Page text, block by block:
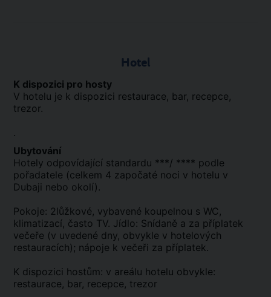
Hotel
K dispozici pro hosty
V hotelu je k dispozici restaurace, bar, recepce,
trezor.
.
Ubytování
Hotely odpovídající standardu ***/ **** podle
pořadatele (celkem 4 započaté noci v hotelu v
Dubaji nebo okolí).
Pokoje: 2lůžkové, vybavené koupelnou s WC,
klimatizací, často TV. Jídlo: Snídaně a za příplatek
večeře (v uvedené dny, obvykle v hotelových
restauracích); nápoje k večeři za příplatek.
K dispozici hostům: v areálu hotelu obvykle:
restaurace, bar, recepce, trezor